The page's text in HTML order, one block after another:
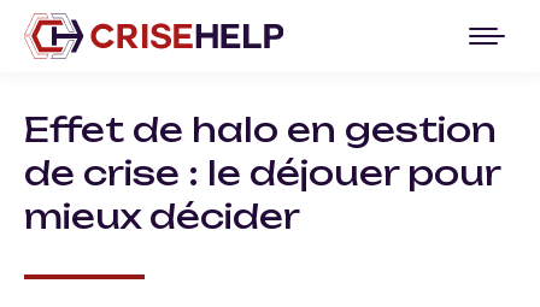
Effet de halo en gestion
de crise : le déjouer pour
mieux décider